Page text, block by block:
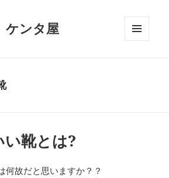
ンタ屋
靴とは?
何故だと思いますか？？